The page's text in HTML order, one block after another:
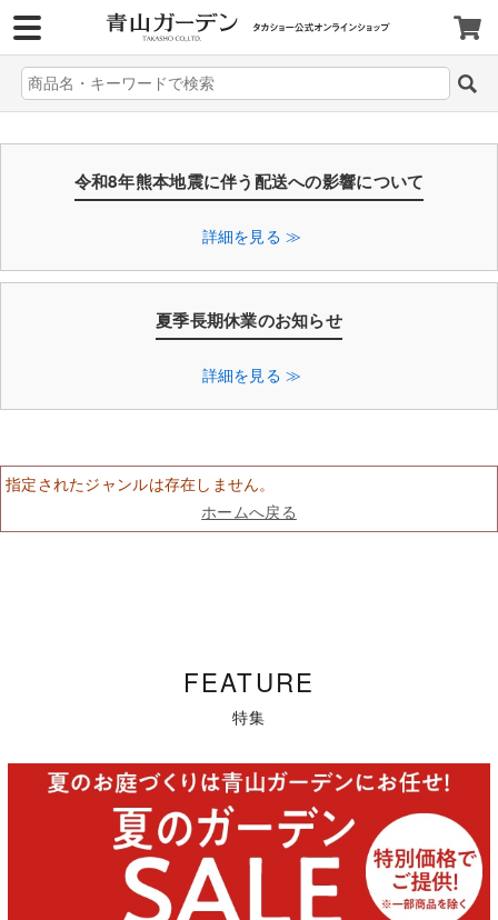
令和8年熊本地震に伴う配送への影響について
詳細を見る ≫
夏季長期休業のお知らせ
詳細を見る ≫
指定されたジャンルは存在しません。
ホームへ戻る
FEATURE
特集